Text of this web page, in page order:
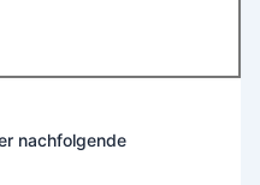
nachfolgende